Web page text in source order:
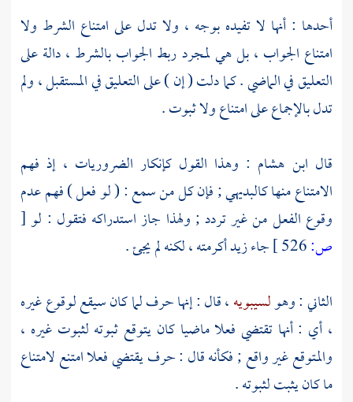
أحدها : أنها لا تفيده بوجه ، ولا تدل على امتناع الشرط ولا
امتناع الجواب ، بل هي لمجرد ربط الجواب بالشرط ، دالة على
التعليق في الماضي . كما دلت ( إن ) على التعليق في المستقبل ، ولم
تدل بالإجماع على امتناع ولا ثبوت .
قال ابن هشام : وهذا القول كإنكار الضروريات ، إذ فهم
الامتناع منها كالبديهي ; فإن كل من سمع : ( لو فعل ) فهم عدم
وقوع الفعل من غير تردد ; ولهذا جاز استدراكه فتقول : لو[
ص:
جاء زيد أكرمته ، لكنه لم يجئ .
الثاني : وهولسيبويه، قال : إنها حرف لما كان سيقع لوقوع غيره
، أي : أنها تقتضي فعلا ماضيا كان يتوقع ثبوته لثبوت غيره ،
والمتوقع غير واقع ; فكأنه قال : حرف يقتضي فعلا امتنع لامتناع
ما كان يثبت لثبوته .